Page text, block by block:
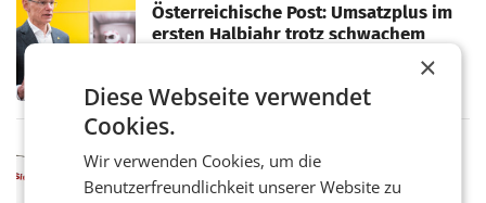
Österreichische Post: Umsatzplus im
ersten Halbjahr trotz schwachem
WIEN Die Österreichische Post AG hat im
ersten Halbjahr 2026 einen Konzernumsatz
von 1.544,0 Mio. EUR erwirtschaftet, was
einem Plus von 3,8 Prozent gegenüber dem
Vergleichszeitraum
ProSiebenSat.1 spart und macht
überraschend viel Gewinn
×
Diese Webseite verwendet
Cookies.
Wir verwenden Cookies, um die
Benutzerfreundlichkeit unserer Website zu